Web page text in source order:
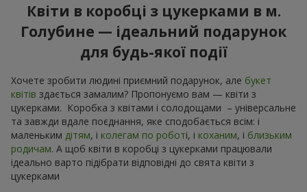
Квіти в коробці з цукерками в м.
Голубине — ідеальний подарунок
для будь-якої події
Хочете зробити людині приємний подарунок, але букет
квітів здається замалим? Пропонуємо вам — квіти з
цукерками. Коробка з квітами і солодощами – універсальне
та завжди вдале поєднання, яке сподобається всім: і
маленьким дітям, і колегам по роботі, і коханим, і близьким
родичам. А щоб квіти в коробці з цукерками працювали
ідеально варто підібрати відповідні до свята квіти з
цукерками